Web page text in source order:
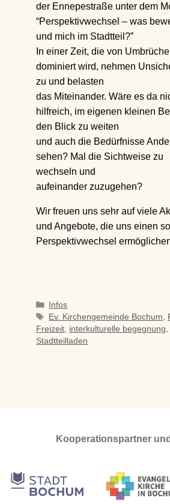
der Ennepestraße unter dem
“Perspektivwechsel – was
und mich im Stadtteil?”
In einer Zeit, die von
dominiert wird, nehmen
zu und belasten
das Miteinander. Wäre es da
hilfreich, im eigenen kleinen
den Blick zu weiten
und auch die Bedürfnisse
sehen? Mal die Sichtweise zu
wechseln und
aufeinander zuzugehen?
Wir freuen uns sehr auf viele
und Angebote, die uns einen
Perspektivwechsel
Kategorien
Infos
Schlagwörter
Ev. Kirchengemeinde Bochum,
Freizeit, interkulturelle begegnung,
Stadtteilladen
Kooperationspartner